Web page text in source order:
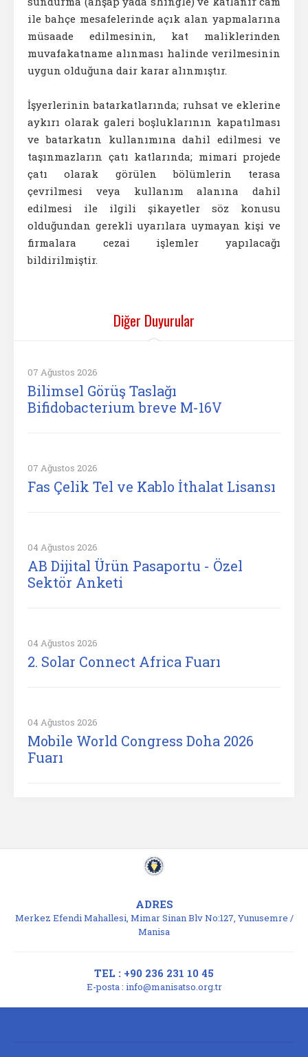
ile bahçe mesafelerinde açık alan yapmalarına
müsaade edilmesinin, kat maliklerinden
muvafakatname alınması halinde verilmesinin
uygun olduğuna dair karar alınmıştır.
İşyerlerinin batarkatlarında; ruhsat ve eklerine
aykırı olarak galeri boşluklarının kapatılması
ve batarkatın kullanımına dahil edilmesi ve
taşınmazların çatı katlarında; mimari projede
çatı olarak görülen bölümlerin terasa
çevrilmesi veya kullanım alanına dahil
edilmesi ile ilgili şikayetler söz konusu
olduğundan gerekli uyarılara uymayan kişi ve
firmalara cezai işlemler yapılacağı
bildirilmiştir.
Diğer Duyurular
07 Ağustos 2026
Bilimsel Görüş Taslağı
Bifidobacterium breve M-16V
07 Ağustos 2026
Fas Çelik Tel ve Kablo İthalat Lisansı
04 Ağustos 2026
AB Dijital Ürün Pasaportu - Özel
Sektör Anketi
04 Ağustos 2026
2. Solar Connect Africa Fuarı
04 Ağustos 2026
Mobile World Congress Doha 2026
Fuarı
ADRES
Merkez Efendi Mahallesi, Mimar Sinan Blv No:127, Yunusemre /
Manisa
TEL : +90 236 231 10 45
E-posta : info@manisatso.org.tr